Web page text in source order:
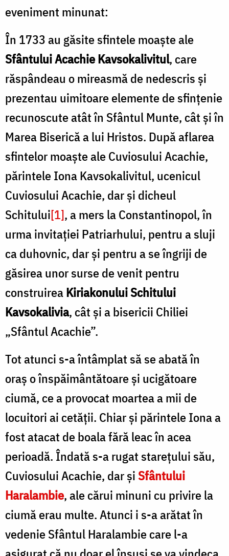
eveniment minunat:
În 1733 au găsite sfintele moaște ale
Sfântului Acachie Kavsokalivitul, care
răspândeau o mireasmă de nedescris și
prezentau uimitoare elemente de sfințenie
recunoscute atât în Sfântul Munte, cât și în
Marea Biserică a lui Hristos. După aflarea
sfintelor moaște ale Cuviosului Acachie,
părintele Iona Kavsokalivitul, ucenicul
Cuviosului Acachie, dar și dicheul
Schitului[1], a mers la Constantinopol, în
urma invitației Patriarhului, pentru a sluji
ca duhovnic, dar și pentru a se îngriji de
găsirea unor surse de venit pentru
construireaKiriakonului Schitului
Kavsokalivia, cât și a bisericii Chiliei
„Sfântul Acachie”.
Tot atunci s-a întâmplat să se abată în
oraș o înspăimântătoare și ucigătoare
ciumă, ce a provocat moartea a mii de
locuitori ai cetăţii. Chiar și părintele Iona a
fost atacat de boala fără leac în acea
perioadă. Îndată s-a rugat starețului său,
Cuviosului Acachie, dar șiSfântului
Haralambie, ale cărui minuni cu privire la
ciumă erau multe. Atunci i s-a arătat în
vedenie Sfântul Haralambie care l-a